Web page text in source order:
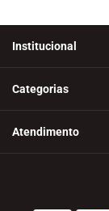
Institucional
Categorias
Atendimento